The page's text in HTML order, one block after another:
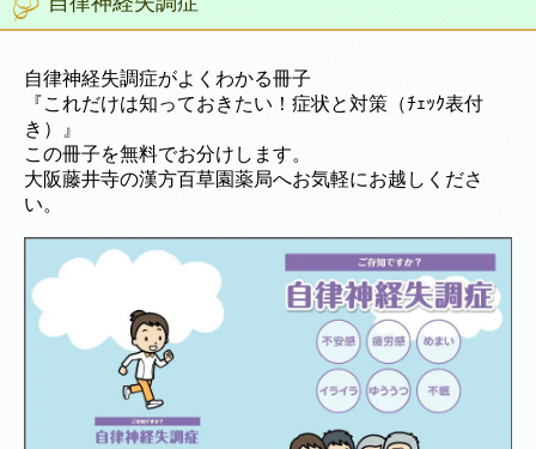
自律神経失調症がよくわかる冊子
『これだけは知っておきたい！症状と対策（ﾁｪｯｸ表付
き）』
この冊子を無料でお分けします。
大阪藤井寺の漢方百草園薬局へお気軽にお越しくださ
い。